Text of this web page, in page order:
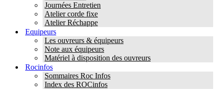
Journées Entretien
Atelier corde fixe
Atelier Réchappe
Equipeurs
Les ouvreurs & équipeurs
Note aux équipeurs
Matériel à disposition des ouvreurs
Rocinfos
Sommaires Roc Infos
Index des ROCinfos